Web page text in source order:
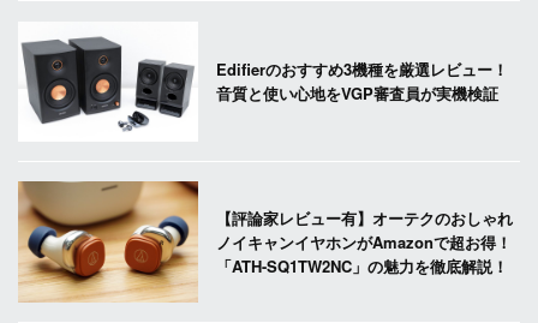
Edifierのおすすめ3機種を厳選レビュー！
音質と使い心地をVGP審査員が実機検証
【評論家レビュー有】オーテクのおしゃれ
ノイキャンイヤホンがAmazonで超お得！
「ATH-SQ1TW2NC」の魅力を徹底解説！